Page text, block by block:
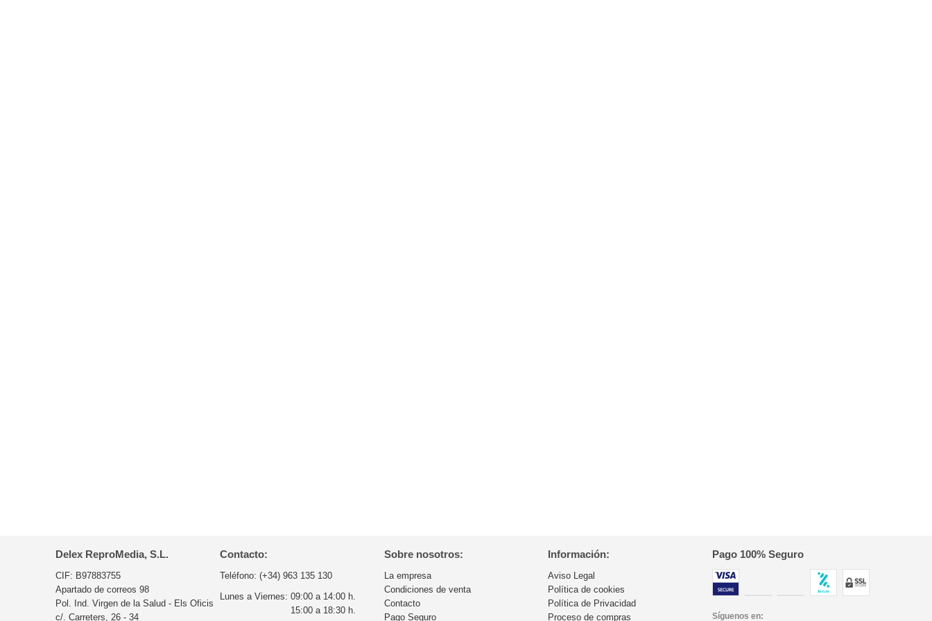
Delex ReproMedia, S.L.
CIF: B97883755
Apartado de correos 98
Pol. Ind. Virgen de la Salud - Els Oficis
c/. Carreters, 26 - 34
Contacto:
Teléfono: (+34) 963 135 130
Lunes a Viernes: 09:00 a 14:00 h.
15:00 a 18:30 h.
Sobre nosotros:
La empresa
Condiciones de venta
Contacto
Pago Seguro
Información:
Aviso Legal
Política de cookies
Política de Privacidad
Proceso de compras
Pago 100% Seguro
Síguenos en: